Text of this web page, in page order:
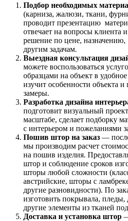
Подбор необходимых
(карниза, жалюзи, ткани,
проводит презентацию
отвечает на вопросы клиента
решение по цене,
другим задачам.
Выездная консультация
можете воспользоваться
образцами на объект в
изучит особенности объекта и
замеры.
Разработка дизайна
подготовит визуальный
масштабе, сделает подборку
с интерьером и пожеланиями
Пошив штор на заказ —
мы производим расчет
на пошив изделия.
штор и соблюдение сроков
шторы любой сложности
австрийские, шторы с
другие разновидности). По
изготовить покрывала,
другие элементы из тканей
Доставка и установка штор